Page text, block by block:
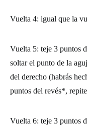
Vuelta 4: igual que la
Vuelta 5: teje 3 puntos
soltar el punto de la
del derecho (habrás
puntos del revés*,
Vuelta 6: teje 3 puntos